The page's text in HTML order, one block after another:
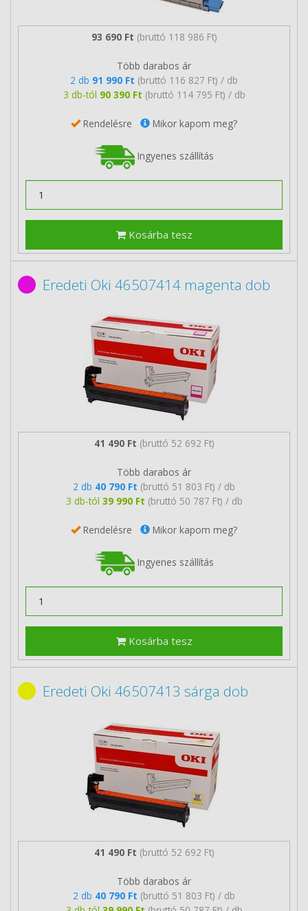
93 690 Ft (bruttó 118 986 Ft)
Több darabos ár
2 db 91 990 Ft (bruttó 116 827 Ft) / db
3 db-tól 90 390 Ft (bruttó 114 795 Ft) / db
Rendelésre Mikor kapom meg?
Ingyenes szállítás
Kosárba tesz
Eredeti Oki 46507414 magenta dob
41 490 Ft (bruttó 52 692 Ft)
Több darabos ár
2 db 40 790 Ft (bruttó 51 803 Ft) / db
3 db-tól 39 990 Ft (bruttó 50 787 Ft) / db
Rendelésre Mikor kapom meg?
Ingyenes szállítás
Kosárba tesz
Eredeti Oki 46507413 sárga dob
41 490 Ft (bruttó 52 692 Ft)
Több darabos ár
2 db 40 790 Ft (bruttó 51 803 Ft) / db